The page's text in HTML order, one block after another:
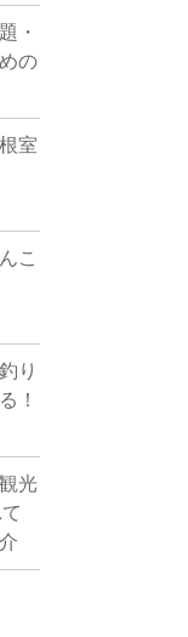
・
の
室
こ
り
！
光